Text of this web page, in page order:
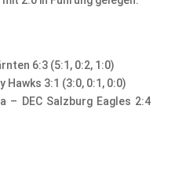
6:3 (5:1, 0:2, 1:0)
Hawks 3:1 (3:0, 0:1, 0:0)
– DEC Salzburg Eagles 2:4